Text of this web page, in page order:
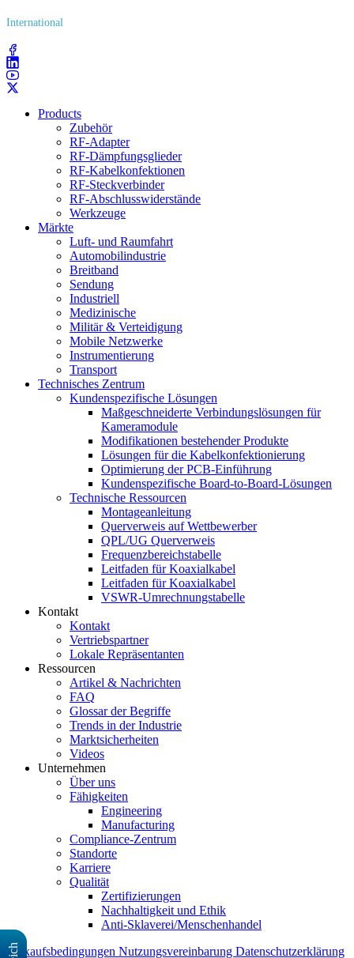
International
Products
Zubehör
RF-Adapter
RF-Dämpfungsglieder
RF-Kabelkonfektionen
RF-Steckverbinder
RF-Abschlusswiderstände
Werkzeuge
Märkte
Luft- und Raumfahrt
Automobilindustrie
Breitband
Sendung
Industriell
Medizinische
Militär & Verteidigung
Mobile Netzwerke
Instrumentierung
Transport
Technisches Zentrum
Kundenspezifische Lösungen
Maßgeschneiderte Verbindungslösungen für
Kameramodule
Modifikationen bestehender Produkte
Lösungen für die Kabelkonfektionierung
Optimierung der PCB-Einführung
Kundenspezifische Board-to-Board-Lösungen
Technische Ressourcen
Montageanleitung
Querverweis auf Wettbewerber
QPL/UG Querverweis
Frequenzbereichstabelle
Leitfaden für Koaxialkabel
Leitfaden für Koaxialkabel
VSWR-Umrechnungstabelle
Kontakt
Kontakt
Vertriebspartner
Lokale Repräsentanten
Ressourcen
Artikel & Nachrichten
FAQ
Glossar der Begriffe
Trends in der Industrie
Marktsicherheiten
Videos
Unternehmen
Über uns
Fähigkeiten
Engineering
Manufacturing
Compliance-Zentrum
Standorte
Karriere
Qualität
Zertifizierungen
Nachhaltigkeit und Ethik
Anti-Sklaverei/Menschenhandel
Verkaufsbedingungen Nutzungsvereinbarung Datenschutzerklärung